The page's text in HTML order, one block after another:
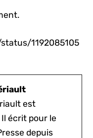
1192085105
est
écrit pour le
depuis